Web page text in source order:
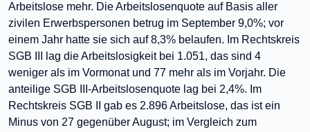
Arbeitslose mehr. Die Arbeitslosenquote auf Basis aller
zivilen Erwerbspersonen betrug im September 9,0%; vor
einem Jahr hatte sie sich auf 8,3% belaufen. Im Rechtskreis
SGB III lag die Arbeitslosigkeit bei 1.051, das sind 4
weniger als im Vormonat und 77 mehr als im Vorjahr. Die
anteilige SGB III-Arbeitslosenquote lag bei 2,4%. Im
Rechtskreis SGB II gab es 2.896 Arbeitslose, das ist ein
Minus von 27 gegenüber August; im Vergleich zum